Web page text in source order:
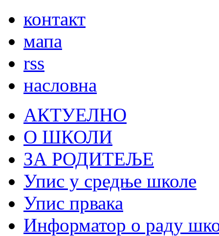
контакт
мапа
rss
насловна
АКТУЕЛНО
О ШКОЛИ
ЗА РОДИТЕЉЕ
Упис у средње школе
Упис првака
Информатор о раду